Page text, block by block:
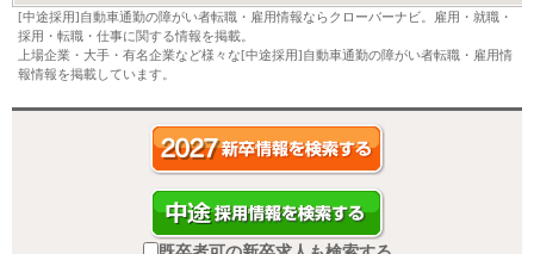
[中途採用]自動車通勤の障がい者転職・雇用情報ならクローバーナビ。雇用・就職・
採用・転職・仕事に関する情報を掲載。
上場企業・大手・有名企業など様々な[中途採用]自動車通勤の障がい者転職・雇用情
報情報を掲載しています。